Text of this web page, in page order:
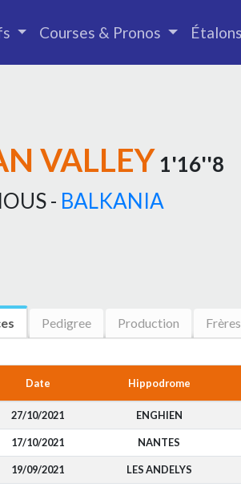
Courses & Pronos Étalons
VALLEY 1'16''8
- BALKANIA
Pedigree Production
Date Hippodrome
27/10/2021 ENGHIEN
17/10/2021 NANTES
19/09/2021 LES ANDELYS